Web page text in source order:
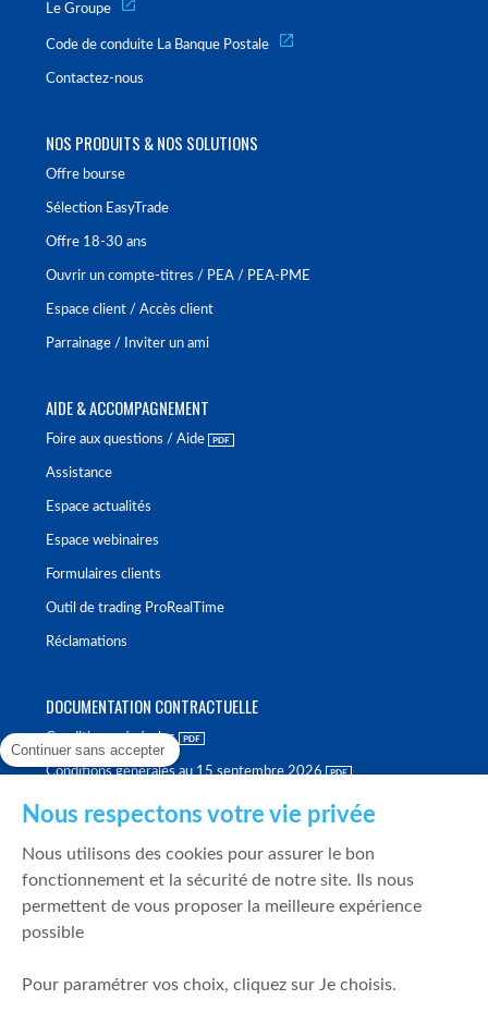
Le Groupe
Code de conduite La Banque Postale
Contactez-nous
NOS PRODUITS & NOS SOLUTIONS
Offre bourse
Sélection EasyTrade
Offre 18-30 ans
Ouvrir un compte-titres / PEA / PEA-PME
Espace client / Accès client
Parrainage / Inviter un ami
AIDE & ACCOMPAGNEMENT
Foire aux questions / Aide
Assistance
Espace actualités
Espace webinaires
Formulaires clients
Outil de trading ProRealTime
Réclamations
DOCUMENTATION CONTRACTUELLE
Conditions générales
Conditions générales au 15 septembre 2026
Politique de meilleure sélection
Politique de durabilité
Fonds de garantie des dépôts et de résolution
Continuer sans accepter
Nous respectons votre vie privée
Nous utilisons des cookies pour assurer le bon
fonctionnement et la sécurité de notre site. Ils nous
permettent de vous proposer la meilleure expérience
possible
Pour paramétrer vos choix, cliquez sur Je choisis.